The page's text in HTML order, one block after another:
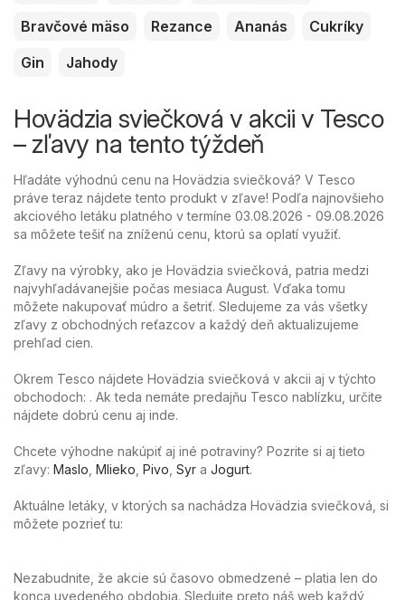
Bravčové mäso
Rezance Ananás
Cukríky
Gin
Jahody
Hovädzia sviečková v akcii v Tesco
– zľavy na tento týždeň
Hľadáte výhodnú cenu na Hovädzia sviečková? V Tesco
práve teraz nájdete tento produkt v zľave! Podľa najnovšieho
akciového letáku platného v termíne 03.08.2026 - 09.08.2026
sa môžete tešiť na zníženú cenu, ktorú sa oplatí využiť.
Zľavy na výrobky, ako je Hovädzia sviečková, patria medzi
najvyhľadávanejšie počas mesiaca August. Vďaka tomu
môžete nakupovať múdro a šetriť. Sledujeme za vás všetky
zľavy z obchodných reťazcov a každý deň aktualizujeme
prehľad cien.
Okrem Tesco nájdete Hovädzia sviečková v akcii aj v týchto
obchodoch: . Ak teda nemáte predajňu Tesco nablízku, určite
nájdete dobrú cenu aj inde.
Chcete výhodne nakúpiť aj iné potraviny? Pozrite si aj tieto
zľavy: Maslo Mlieko Pivo Syr a Jogurt.
Aktuálne letáky, v ktorých sa nachádza Hovädzia sviečková, si
môžete pozrieť tu:
Nezabudnite, že akcie sú časovo obmedzené – platia len do
konca uvedeného obdobia. Sledujte preto náš web každý